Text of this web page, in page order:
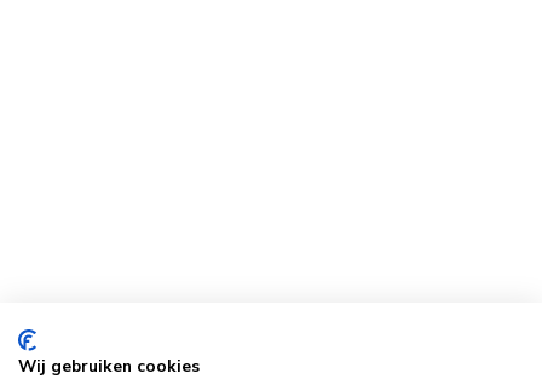
Wij gebruiken cookies